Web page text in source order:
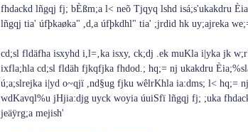
fhdackd lñgqj fj; bÈßm;a l< neõ Tjqyq lshd isá;s'ukakdru
lñgqj tia‌' úfþkaøka" ,d,a úfþkdhl" tia‌' ;jrdid hk uy;ajreka
cd;sl fldäfha isxyhd i,l=‚ka isxy, ck;dj .ek muKla‌ i|yka jk
ixfla;hla‌ cd;sl fldäh fjkqfjka fhdod.; hq;= nj ukakdru
ú;a;slrejka i|yd o~qjï ,nd§ug fjku wêlrKhla‌ ia‌:dms; l< hq;=
wdKa‌vql%u jHjia‌:djg uyck woyia‌ úuiSfï lñgqj fj; ;uka
jeäÿrg;a mejish'